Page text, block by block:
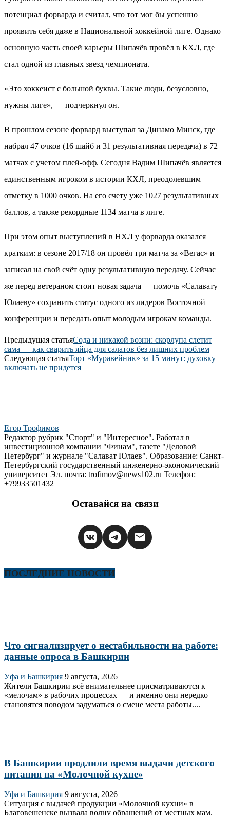
потенциал форварда и считал, что тот мог бы успешно
проявить себя даже в Национальной хоккейной лиге. Однако
основную часть своей карьеры Шипачёв провёл в КХЛ, где
стал одной из главных звезд чемпионата.
«Это хоккеист с большой буквы. Такие люди, безусловно,
нужны лиге», — подчеркнул он.
В прошлом сезоне форвард выступал за Динамо Минск, где
набрал 47 очков (16 шайб и 31 результативная передача) в 72
матчах с учетом плей-офф. Сегодня Вадим Шипачёв является
единственным игроком в истории КХЛ, преодолевшим
отметку в 1000 очков. На его счету уже 1027 результативных
баллов, а также рекордные 1134 матча в лиге.
При этом опыт выступлений в НХЛ у форварда оказался
кратким: в сезоне 2017/18 он провёл три матча за «Вегас» и
записал на свой счёт одну результативную передачу. Сейчас
же перед ветераном стоит новая задача — помочь «Салавату
Юлаеву» сохранить статус одного из лидеров Восточной
конференции и передать опыт молодым игрокам команды.
Предыдущая статьяСода и никакой возни: скорлупа слетит
сама — как сварить яйца для салатов без лишних проблем
Следующая статьяТорт «Муравейник» за 15 минут: духовку
включать не придется
Егор Трофимов
Редактор рубрик "Спорт" и "Интересное". Работал в
инвестиционной компании "Финам", газете "Деловой
Петербург" и журнале "Салават Юлаев". Образование: Санкт-
Петербургский государственный инженерно-экономический
университет Эл. почта: trofimov@news102.ru Телефон:
+79933501432
Оставайся на связи
ПОСЛЕДНИЕ НОВОСТИ
Что сигнализирует о нестабильности на работе:
данные опроса в Башкирии
Уфа и Башкирия 9 августа, 2026
Жители Башкирии всё внимательнее присматриваются к
«мелочам» в рабочих процессах — и именно они нередко
становятся поводом задуматься о смене места работы....
В Башкирии продлили время выдачи детского
питания на «Молочной кухне»
Уфа и Башкирия 9 августа, 2026
Ситуация с выдачей продукции «Молочной кухни» в
Благовещенске вызвала волну обращений от местных мам.